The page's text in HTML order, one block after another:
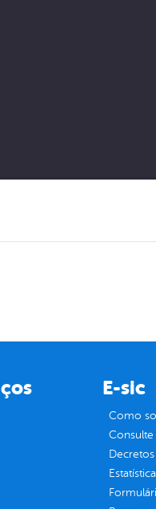
E-sic
Como
Consulte
Decretos